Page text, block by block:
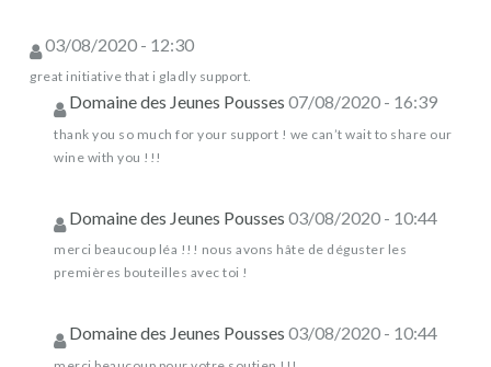
03/08/2020 - 12:30
great initiative that i gladly support.
Domaine des Jeunes Pousses 07/08/2020 - 16:39
thank you so much for your support ! we can’t wait to share our
wine with you !!!
Domaine des Jeunes Pousses 03/08/2020 - 10:44
merci beaucoup léa !!! nous avons hâte de déguster les
premières bouteilles avec toi !
Domaine des Jeunes Pousses 03/08/2020 - 10:44